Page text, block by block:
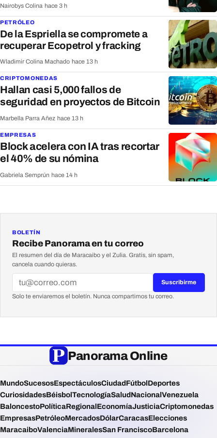
Nairobys Colina hace 3 h
PETRÓLEO
De la Espriella se compromete a
recuperar Ecopetrol y fracking
Wladimir Colina Machado hace 13 h
CRIPTOMONEDAS
Hallan casi 5,000 fallos de
seguridad en proyectos de Bitcoin
Marbella Parra Añez hace 13 h
EMPRESAS
Block acelera con IA tras recortar
el 40% de su nómina
Gabriela Semprún hace 14 h
BOLETÍN
Recibe Panorama en tu correo
El resumen del día de Maracaibo y el Zulia. Gratis, sin spam,
cancela cuando quieras.
Suscribirme
Solo te enviaremos el boletín. Nunca compartimos tu correo.
Panorama Online
MundoSucesosEspectáculosCiudadFútbol Deportes
CuriosidadesBéisbol TecnologíaSaludNacional Venezuela
BaloncestoPolíticaRegional EconomíaJusticiaCriptomonedas
EmpresasPetróleoMercadosDólarCaracasElecciones
MaracaiboValenciaMineralesSan FranciscoBarcelona